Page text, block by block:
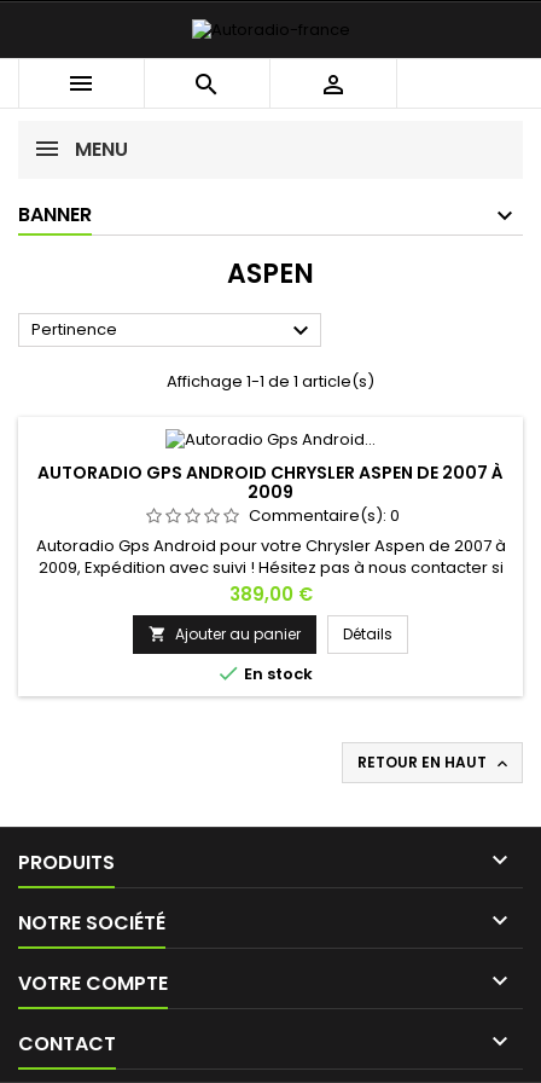
  
MENU
BANNER
ASPEN
Pertinence 
Affichage 1-1 de 1 article(s)
AUTORADIO GPS ANDROID CHRYSLER ASPEN DE 2007 À
2009
Commentaire(s): 0
Autoradio Gps Android pour votre Chrysler Aspen de 2007 à
2009, Expédition avec suivi ! Hésitez pas à nous contacter si
vous avez une question !
Prix
389,00 €
 Ajouter au panier Détails
 En stock
RETOUR EN HAUT 
PRODUITS 
NOTRE SOCIÉTÉ 
VOTRE COMPTE 
CONTACT 